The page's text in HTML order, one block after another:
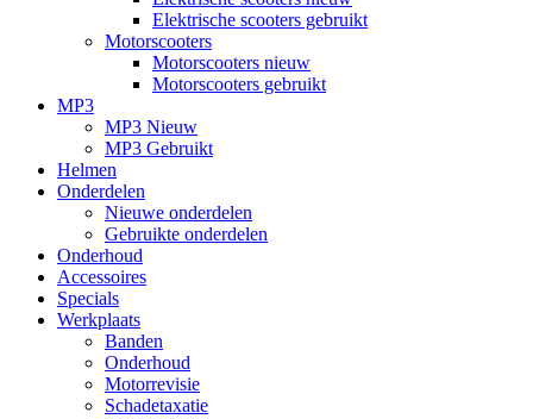
Elektrische scooters gebruikt
Motorscooters
Motorscooters nieuw
Motorscooters gebruikt
MP3
MP3 Nieuw
MP3 Gebruikt
Helmen
Onderdelen
Nieuwe onderdelen
Gebruikte onderdelen
Onderhoud
Accessoires
Specials
Werkplaats
Banden
Onderhoud
Motorrevisie
Schadetaxatie